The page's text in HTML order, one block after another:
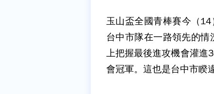
玉山盃全國青棒賽今（
台中市隊在一路領先的
上把握最後進攻機會灌進
會冠軍。這也是台中市睽